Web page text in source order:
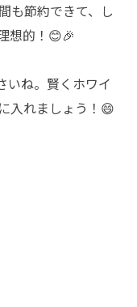
も節約できて、し
想的！😊🎉
いね。賢くホワイ
入れましょう！😄